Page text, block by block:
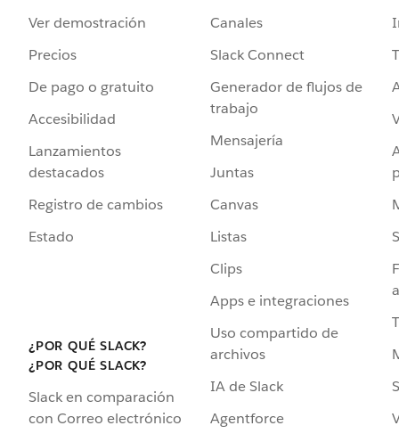
Ver demostración
Precios
De pago o gratuito
Accesibilidad
Lanzamientos
destacados
Registro de cambios
Estado
¿POR QUÉ SLACK?
¿POR QUÉ SLACK?
Slack en comparación
con Correo electrónico
Canales
Slack Connect
Generador de flujos de
trabajo
Mensajería
Juntas
Canvas
Listas
Clips
Apps e integraciones
Uso compartido de
archivos
IA de Slack
Agentforce